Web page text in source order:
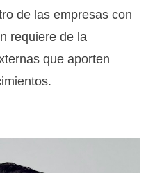
de las empresas con
requiere de la
que aporten